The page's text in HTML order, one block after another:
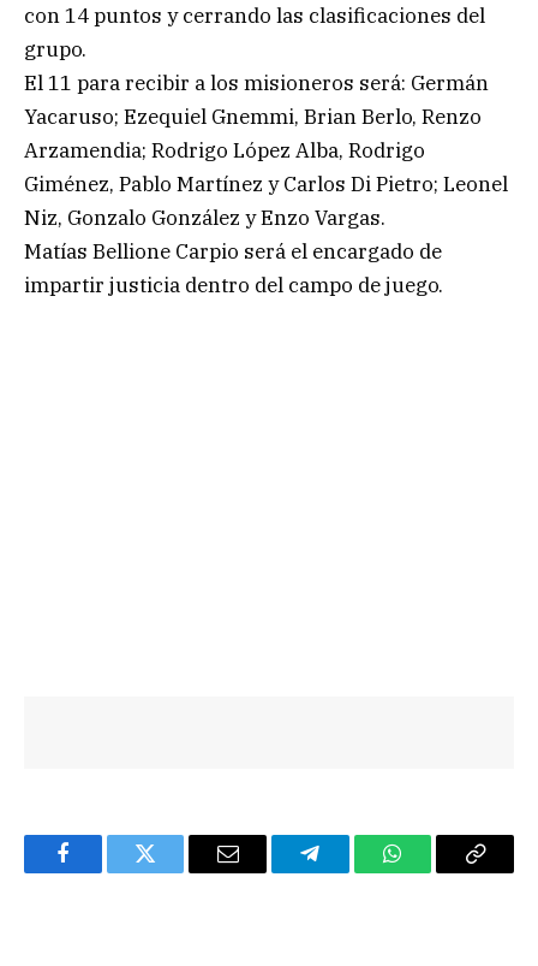
con 14 puntos y cerrando las clasificaciones del
grupo.
El 11 para recibir a los misioneros será: Germán
Yacaruso; Ezequiel Gnemmi, Brian Berlo, Renzo
Arzamendia; Rodrigo López Alba, Rodrigo
Giménez, Pablo Martínez y Carlos Di Pietro; Leonel
Niz, Gonzalo González y Enzo Vargas.
Matías Bellione Carpio será el encargado de
impartir justicia dentro del campo de juego.
FacebookTwitter Email TelegramWhatsAppCopy